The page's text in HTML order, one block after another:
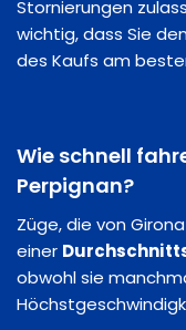
Stornierungen
wichtig, dass Sie
des Kaufs am
Wie schnell
Perpignan?
Züge, die von
einer
obwohl sie